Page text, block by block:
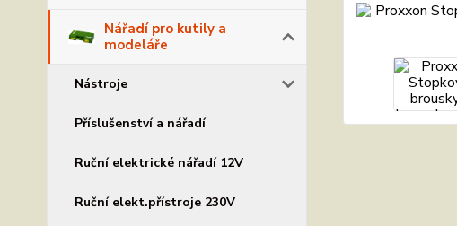
Nářadí pro kutily a
modeláře
Nástroje
Příslušenství a nářadí
Ruční elektrické nářadí 12V
Ruční elekt.přístroje 230V